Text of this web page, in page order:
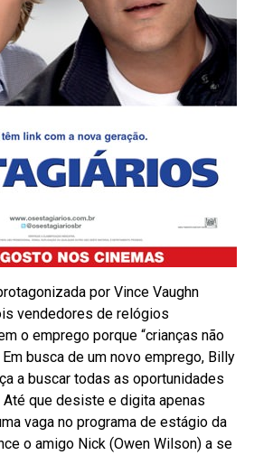
por Vince Vaughn
vendedores de relógios
o emprego porque “crianças não
busca de um novo emprego, Billy
a buscar todas as oportunidades
que desiste e digita apenas
vaga no programa de estágio da
o amigo Nick (Owen Wilson) a se